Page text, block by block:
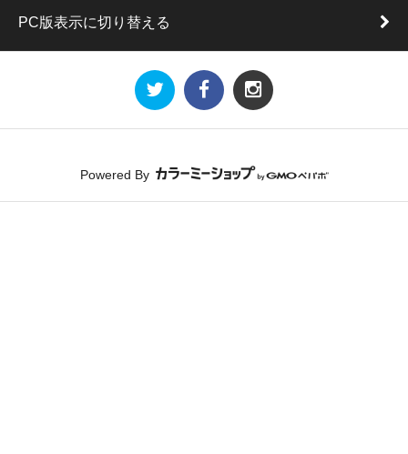
PC版表示に切り替える
Powered By